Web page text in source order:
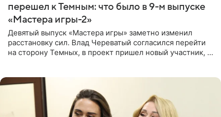
перешел к Темным: что было в 9-м выпуске
«Мастера игры-2»
Девятый выпуск «Мастера игры» заметно изменил
расстановку сил. Влад Череватый согласился перейти
на сторону Темных, в проект пришел новый участник, а